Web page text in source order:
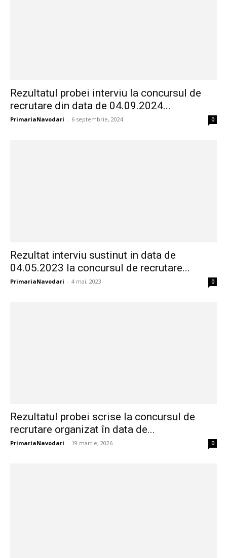
Rezultatul probei interviu la concursul de
recrutare din data de 04.09.2024...
PrimariaNavodari - 6 septembrie, 2024 0
Rezultat interviu sustinut in data de
04.05.2023 la concursul de recrutare...
PrimariaNavodari - 4 mai, 2023 0
Rezultatul probei scrise la concursul de
recrutare organizat în data de...
PrimariaNavodari - 19 martie, 2026 0